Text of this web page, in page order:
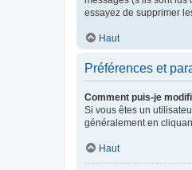
essayez de supprimer
Haut
Préférences et
Comment puis-je
Si vous êtes un
généralement en
Haut